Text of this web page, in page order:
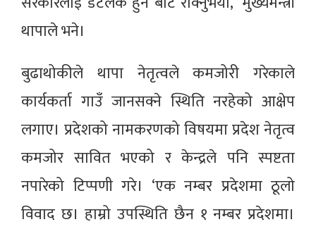
थापाले भने।
बुढाथोकीले थापा नेतृत्वले कमजोरी गरेकाले
कार्यकर्ता गाउँ जानसक्ने स्थिति नरहेको आक्षेप
लगाए। प्रदेशको नामकरणको विषयमा प्रदेश नेतृत्व
कमजोर सावित भएको र केन्द्रले पनि स्पष्टता
नपारेको टिप्पणी गरे। ‘एक नम्बर प्रदेशमा ठूलो
विवाद छ। हाम्रो उपस्थिति छैन १ नम्बर प्रदेशमा।